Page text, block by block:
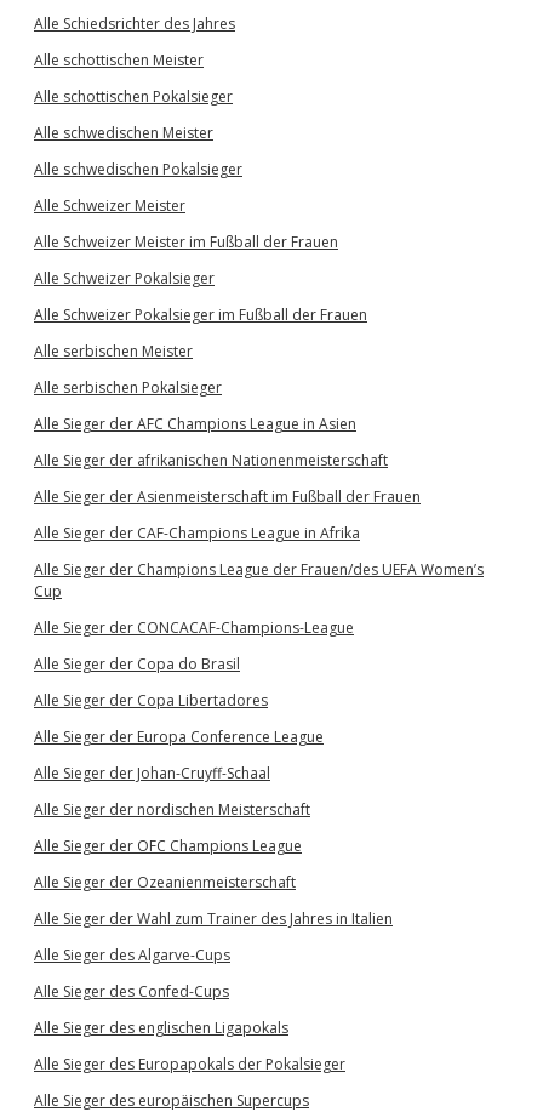
Alle Schiedsrichter des Jahres
Alle schottischen Meister
Alle schottischen Pokalsieger
Alle schwedischen Meister
Alle schwedischen Pokalsieger
Alle Schweizer Meister
Alle Schweizer Meister im Fußball der Frauen
Alle Schweizer Pokalsieger
Alle Schweizer Pokalsieger im Fußball der Frauen
Alle serbischen Meister
Alle serbischen Pokalsieger
Alle Sieger der AFC Champions League in Asien
Alle Sieger der afrikanischen Nationenmeisterschaft
Alle Sieger der Asienmeisterschaft im Fußball der Frauen
Alle Sieger der CAF-Champions League in Afrika
Alle Sieger der Champions League der Frauen/des UEFA Women’s
Cup
Alle Sieger der CONCACAF-Champions-League
Alle Sieger der Copa do Brasil
Alle Sieger der Copa Libertadores
Alle Sieger der Europa Conference League
Alle Sieger der Johan-Cruyff-Schaal
Alle Sieger der nordischen Meisterschaft
Alle Sieger der OFC Champions League
Alle Sieger der Ozeanienmeisterschaft
Alle Sieger der Wahl zum Trainer des Jahres in Italien
Alle Sieger des Algarve-Cups
Alle Sieger des Confed-Cups
Alle Sieger des englischen Ligapokals
Alle Sieger des Europapokals der Pokalsieger
Alle Sieger des europäischen Supercups